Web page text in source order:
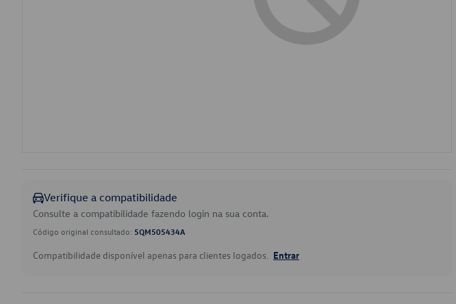
Verifique a compatibilidade
Consulte a compatibilidade fazendo login na sua conta.
Código original consultado: 5QM505434A
Compatibilidade disponível apenas para clientes logados. Entrar